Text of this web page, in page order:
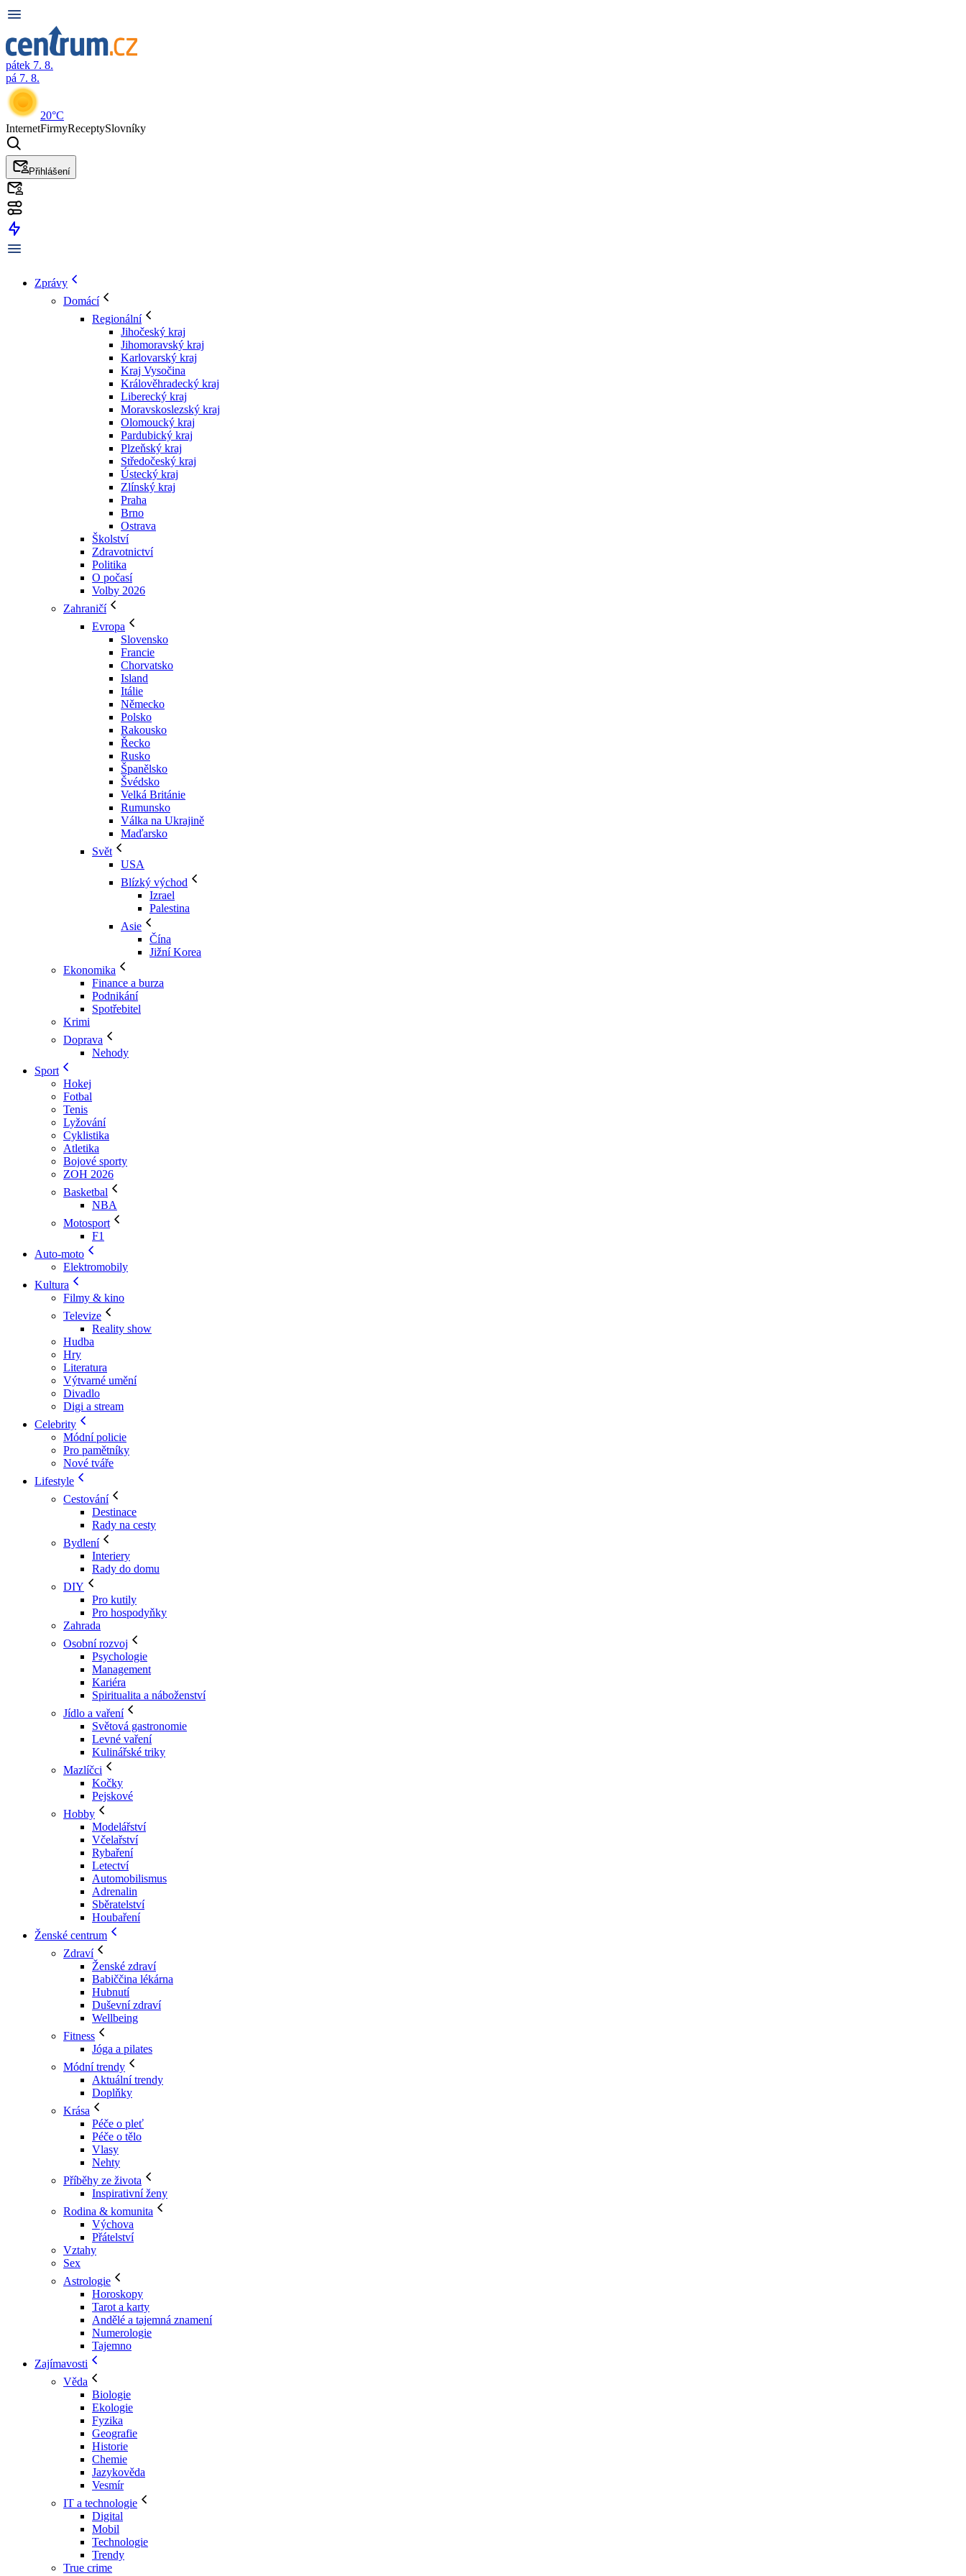
pátek 7. 8.
pá 7. 8.
20°C
InternetFirmyReceptySlovníky
Přihlášení
Zprávy
Domácí
Regionální
Jihočeský kraj
Jihomoravský kraj
Karlovarský kraj
Kraj Vysočina
Králověhradecký kraj
Liberecký kraj
Moravskoslezský kraj
Olomoucký kraj
Pardubický kraj
Plzeňský kraj
Středočeský kraj
Ústecký kraj
Zlínský kraj
Praha
Brno
Ostrava
Školství
Zdravotnictví
Politika
O počasí
Volby 2026
Zahraničí
Evropa
Slovensko
Francie
Chorvatsko
Island
Itálie
Německo
Polsko
Rakousko
Řecko
Rusko
Španělsko
Švédsko
Velká Británie
Rumunsko
Válka na Ukrajině
Maďarsko
Svět
USA
Blízký východ
Izrael
Palestina
Asie
Čína
Jižní Korea
Ekonomika
Finance a burza
Podnikání
Spotřebitel
Krimi
Doprava
Nehody
Sport
Hokej
Fotbal
Tenis
Lyžování
Cyklistika
Atletika
Bojové sporty
ZOH 2026
Basketbal
NBA
Motosport
F1
Auto-moto
Elektromobily
Kultura
Filmy & kino
Televize
Reality show
Hudba
Hry
Literatura
Výtvarné umění
Divadlo
Digi a stream
Celebrity
Módní policie
Pro pamětníky
Nové tváře
Lifestyle
Cestování
Destinace
Rady na cesty
Bydlení
Interiery
Rady do domu
DIY
Pro kutily
Pro hospodyňky
Zahrada
Osobní rozvoj
Psychologie
Management
Kariéra
Spiritualita a náboženství
Jídlo a vaření
Světová gastronomie
Levné vaření
Kulinářské triky
Mazlíčci
Kočky
Pejskové
Hobby
Modelářství
Včelařství
Rybaření
Letectví
Automobilismus
Adrenalin
Sběratelství
Houbaření
Ženské centrum
Zdraví
Ženské zdraví
Babiččina lékárna
Hubnutí
Duševní zdraví
Wellbeing
Fitness
Jóga a pilates
Módní trendy
Aktuální trendy
Doplňky
Krása
Péče o pleť
Péče o tělo
Vlasy
Nehty
Příběhy ze života
Inspirativní ženy
Rodina & komunita
Výchova
Přátelství
Vztahy
Sex
Astrologie
Horoskopy
Tarot a karty
Andělé a tajemná znamení
Numerologie
Tajemno
Zajímavosti
Věda
Biologie
Ekologie
Fyzika
Geografie
Historie
Chemie
Jazykověda
Vesmír
IT a technologie
Digital
Mobil
Technologie
Trendy
True crime